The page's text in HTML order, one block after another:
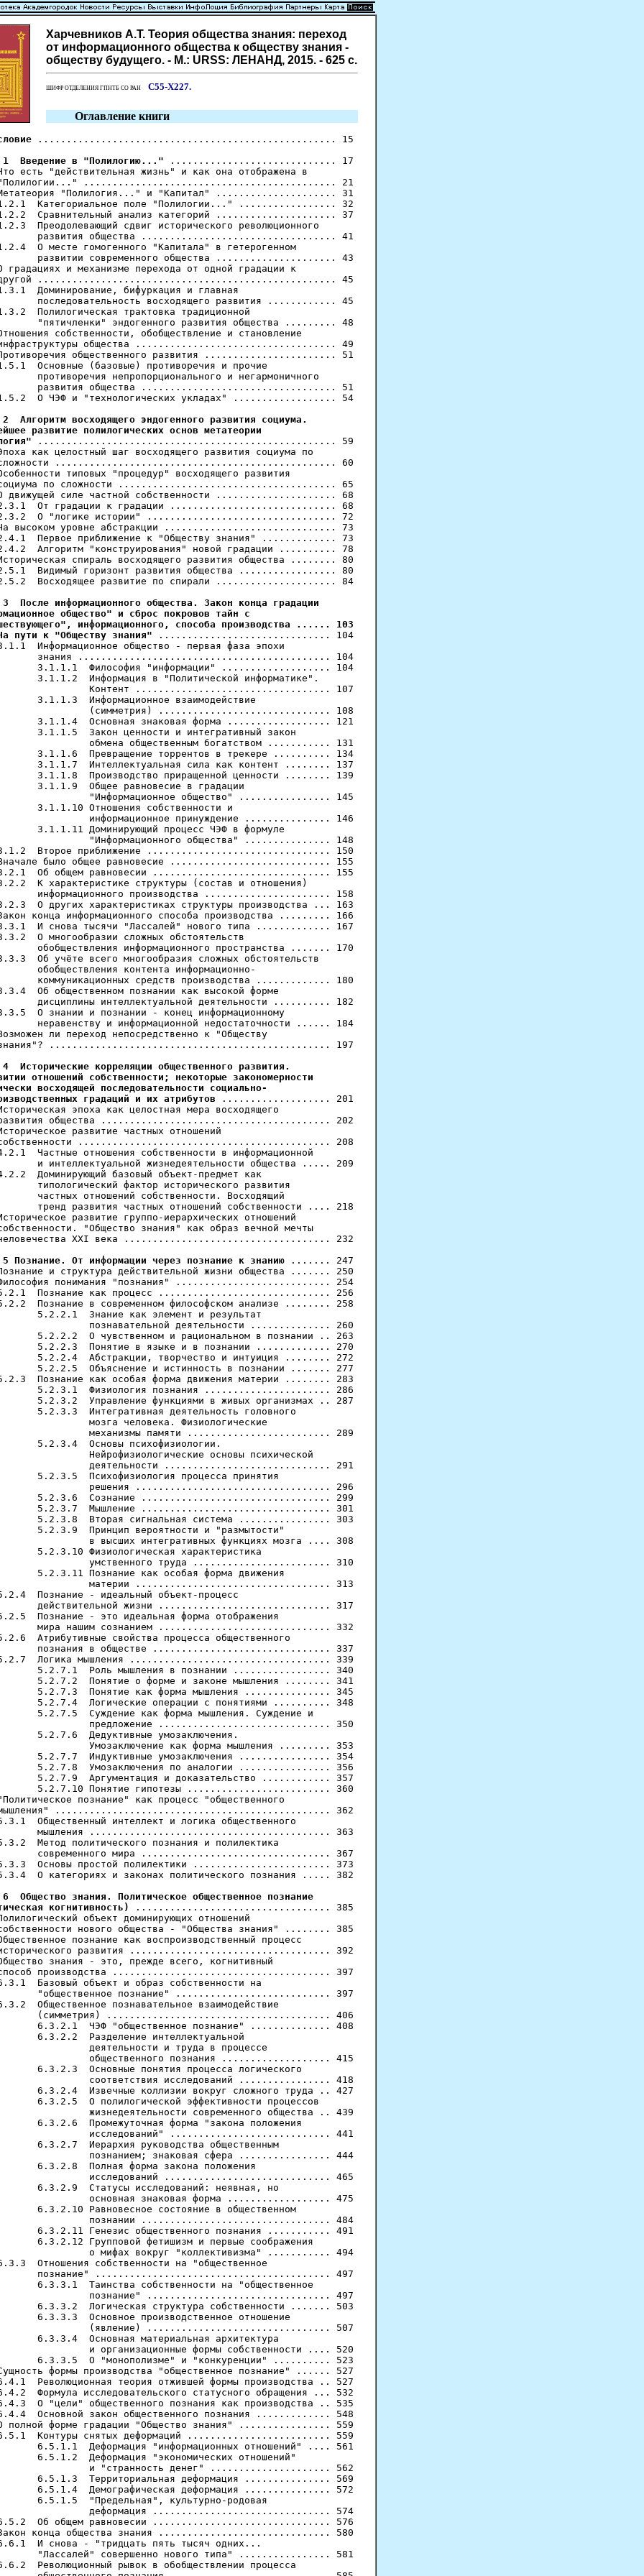
Харчевников А.Т. Теория общества знания: переход
от информационного общества к обществу знания -
обществу будущего. - М.: URSS: ЛЕНАНД, 2015. - 625 с.
ШИФР ОТДЕЛЕНИЯ ГПНТБ СО РАН С55-Х227.
Оглавление книги
.................................................... 15
1  Введение в "Полилогию..." ............................. 17
есть "действительная жизнь" и как она отображена в
............................................ 21
"Полилогия..." и "Капитал" ..................... 31
Категориальное поле "Полилогии..." ................. 32
Сравнительный анализ категорий ..................... 37
Преодолевающий сдвиг исторического революционного
развития общества .................................. 41
О месте гомогенного "Капитала" в гетерогенном
развитии современного общества ..................... 43
и механизме перехода от одной градации к
.................................................... 45
Доминирование, бифуркация и главная
последовательность восходящего развития ............ 45
Полилогическая трактовка традиционной
"пятичленки" эндогенного развития общества ......... 48
собственности, обобществление и становление
общества ................................... 49
общественного развития ....................... 51
Основные (базовые) противоречия и прочие
противоречия непропорционального и негармоничного
развития общества .................................. 51
О ЧЭФ и "технологических укладах" .................. 54
2  Алгоритм восходящего эндогенного развития социума.
развитие полилогических основ метатеории
.................................................... 59
как целостный шаг восходящего развития социума по
................................................. 60
типовых "процедур" восходящего развития
по сложности ...................................... 65
движущей силе частной собственности ..................... 68
От градации к градации ............................. 68
О "логике истории" ................................. 72
высоком уровне абстракции .............................. 73
Первое приближение к "Обществу знания" ............. 73
Алгоритм "конструирования" новой градации .......... 78
спираль восходящего развития общества ........ 80
Видимый горизонт развития общества ................. 80
Восходящее развитие по спирали ..................... 84
3  После информационного общества. Закон конца градации
общество" и сброс покровов тайн с
информационного, способа производства ...... 103
пути к "Обществу знания" .............................. 104
Информационное общество - первая фаза эпохи
знания ............................................ 104
3.1.1.1  Философия "информации" ................... 104
3.1.1.2  Информация в "Политической информатике".
Контент .................................. 107
3.1.1.3  Информационное взаимодействие
(симметрия) .............................. 108
3.1.1.4  Основная знаковая форма .................. 121
3.1.1.5  Закон ценности и интегративный закон
обмена общественным богатством ........... 131
3.1.1.6  Превращение торрентов в трекере .......... 134
3.1.1.7  Интеллектуальная сила как контент ........ 137
3.1.1.8  Производство приращенной ценности ........ 139
3.1.1.9  Общее равновесие в градации
"Информационное общество" ................ 145
3.1.1.10 Отношения собственности и
информационное принуждение ............... 146
3.1.1.11 Доминирующий процесс ЧЭФ в формуле
"Информационного общества" ............... 148
Второе приближение ................................ 150
было общее равновесие ............................ 155
Об общем равновесии ............................... 155
К характеристике структуры (состав и отношения)
информационного производства ...................... 158
О других характеристиках структуры производства ... 163
конца информационного способа производства ......... 166
И снова тысячи "Лассалей" нового типа ............. 167
О многообразии сложных обстоятельств
обобществления информационного пространства ....... 170
Об учёте всего многообразия сложных обстоятельств
обобществления контента информационно-
коммуникационных средств производства ............. 180
Об общественном познании как высокой форме
дисциплины интеллектуальной деятельности .......... 182
О знании и познании - конец информационному
неравенству и информационной недостаточности ...... 184
ли переход непосредственно к "Обществу
................................................. 197
4  Исторические корреляции общественного развития.
отношений собственности; некоторые закономерности
восходящей последовательности социально-
градаций и их атрибутов ................... 201
эпоха как целостная мера восходящего
общества ........................................ 202
развитие частных отношений
............................................ 208
Частные отношения собственности в информационной
и интеллектуальной жизнедеятельности общества ..... 209
Доминирующий базовый объект-предмет как
типологический фактор исторического развития
частных отношений собственности. Восходящий
тренд развития частных отношений собственности .... 218
развитие группо-иерархических отношений
"Общество знания" как образ вечной мечты
XXI века .................................... 232
5 Познание. От информации через познание к знанию ....... 247
и структура действительной жизни общества ....... 250
понимания "познания" ........................... 254
Познание как процесс .............................. 256
Познание в современном философском анализе ........ 258
5.2.2.1  Знание как элемент и результат
познавательной деятельности .............. 260
5.2.2.2  О чувственном и рациональном в познании .. 263
5.2.2.3  Понятие в языке и в познании ............. 270
5.2.2.4  Абстракции, творчество и интуиция ........ 272
5.2.2.5  Объяснение и истинность в познании ....... 277
Познание как особая форма движения материи ........ 283
5.2.3.1  Физиология познания ...................... 286
5.2.3.2  Управление функциями в живых организмах .. 287
5.2.3.3  Интегративная деятельность головного
мозга человека. Физиологические
механизмы памяти ......................... 289
5.2.3.4  Основы психофизиологии.
Нейрофизиологические основы психической
деятельности ............................. 291
5.2.3.5  Психофизиология процесса принятия
решения .................................. 296
5.2.3.6  Сознание ................................. 299
5.2.3.7  Мышление ................................. 301
5.2.3.8  Вторая сигнальная система ................ 303
5.2.3.9  Принцип вероятности и "размытости"
в высших интегративных функциях мозга .... 308
5.2.3.10 Физиологическая характеристика
умственного труда ........................ 310
5.2.3.11 Познание как особая форма движения
материи .................................. 313
Познание - идеальный объект-процесс
действительной жизни .............................. 317
Познание - это идеальная форма отображения
мира нашим сознанием .............................. 332
Атрибутивные свойства процесса общественного
познания в обществе ............................... 337
Логика мышления ................................... 339
5.2.7.1  Роль мышления в познании ................. 340
5.2.7.2  Понятие о форме и законе мышления ........ 341
5.2.7.3  Понятие как форма мышления ............... 345
5.2.7.4  Логические операции с понятиями .......... 348
5.2.7.5  Суждение как форма мышления. Суждение и
предложение .............................. 350
5.2.7.6  Дедуктивные умозаключения.
Умозаключение как форма мышления ......... 353
5.2.7.7  Индуктивные умозаключения ................ 354
5.2.7.8  Умозаключения по аналогии ................ 356
5.2.7.9  Аргументация и доказательство ............ 357
5.2.7.10 Понятие гипотезы ......................... 360
познание" как процесс "общественного
................................................ 362
Общественный интеллект и логика общественного
мышления .......................................... 363
Метод политического познания и полилектика
современного мира ................................. 367
Основы простой полилектики ........................ 373
О категориях и законах политического познания ..... 382
6  Общество знания. Политическое общественное познание
когнитивность)
.................................. 385
объект доминирующих отношений
нового общества - "Общества знания" ........ 385
познание как воспроизводственный процесс
развития ................................... 392
знания - это, прежде всего, когнитивный
производства ...................................... 397
Базовый объект и образ собственности на
"общественное познание" ........................... 397
Общественное познавательное взаимодействие
(симметрия) ....................................... 406
6.3.2.1  ЧЭФ "общественное познание" .............. 408
6.3.2.2  Разделение интеллектуальной
деятельности и труда в процессе
общественного познания ................... 415
6.3.2.3  Основные понятия процесса логического
соответствия исследований ................ 418
6.3.2.4  Извечные коллизии вокруг сложного труда .. 427
6.3.2.5  О полилогической эффективности процессов
жизнедеятельности современного общества .. 439
6.3.2.6  Промежуточная форма "закона положения
исследований" ............................ 441
6.3.2.7  Иерархия руководства общественным
познанием; знаковая сфера ................ 444
6.3.2.8  Полная форма закона положения
исследований ............................. 465
6.3.2.9  Статусы исследований: неявная, но
основная знаковая форма .................. 475
6.3.2.10 Равновесное состояние в общественном
познании ................................. 484
6.3.2.11 Генезис общественного познания ........... 491
6.3.2.12 Групповой фетишизм и первые соображения
о мифах вокруг "коллективизма" ........... 494
Отношения собственности на "общественное
познание" ......................................... 497
6.3.3.1  Таинства собственности на "общественное
познание" ................................ 497
6.3.3.2  Логическая структура собственности ....... 503
6.3.3.3  Основное производственное отношение
(явление) ................................ 507
6.3.3.4  Основная материальная архитектура
и организационные формы собственности .... 520
6.3.3.5  О "монополизме" и "конкуренции" .......... 523
формы производства "общественное познание" ...... 527
Революционная теория отжившей формы производства .. 527
Формула исследовательского статусного обращения ... 532
О "цели" общественного познания как производства .. 535
Основной закон общественного познания ............. 548
полной форме градации "Общество знания" ................ 559
Контуры снятых деформаций ......................... 559
6.5.1.1  Деформация "информационных отношений" .... 561
6.5.1.2  Деформация "экономических отношений"
и "странность денег" ..................... 562
6.5.1.3  Территориальная деформация ............... 569
6.5.1.4  Демографическая деформация ............... 572
6.5.1.5  "Предельная", культурно-родовая
деформация ............................... 574
Об общем равновесии ............................... 576
конца общества знания .............................. 580
И снова - "тридцать пять тысяч одних...
"Лассалей" совершенно нового типа" ................ 581
Революционный рывок в обобществлении процесса